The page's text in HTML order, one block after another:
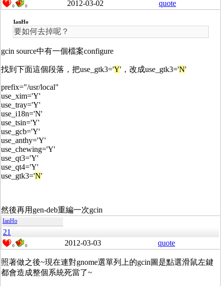
0 0 2012-03-02 quote
IanHo
要如何去掉呢？
gcin source中有一個檔案configure
找到下面這個段落，把use_gtk3='Y'，改成use_gtk3='N'
prefix="/usr/local"
use_xim='Y'
use_tray='Y'
use_i18n='N'
use_tsin='Y'
use_gcb='Y'
use_anthy='Y'
use_chewing='Y'
use_qt3='Y'
use_qt4='Y'
use_gtk3='N'
然後再用gen-deb重編一次gcin
IanHo
21
0 0 2012-03-03 quote
照著做之後~現在連對gnome選單列上的gcin圖是點選滑鼠左鍵
都會造成整個系統死當了~